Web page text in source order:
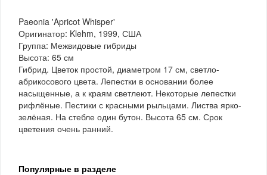
Paeonia 'Apricot Whisper'
Оригинатор: Klehm, 1999, США
Группа: Межвидовые гибриды
Высота: 65 см
Гибрид. Цветок простой, диаметром 17 см, светло-
абрикосового цвета. Лепестки в основании более
насыщенные, а к краям светлеют. Некоторые лепестки
рифлёные. Пестики с красными рыльцами. Листва ярко-
зелёная. На стебле один бутон. Высота 65 см. Срок
цветения очень ранний.
Популярные в разделе